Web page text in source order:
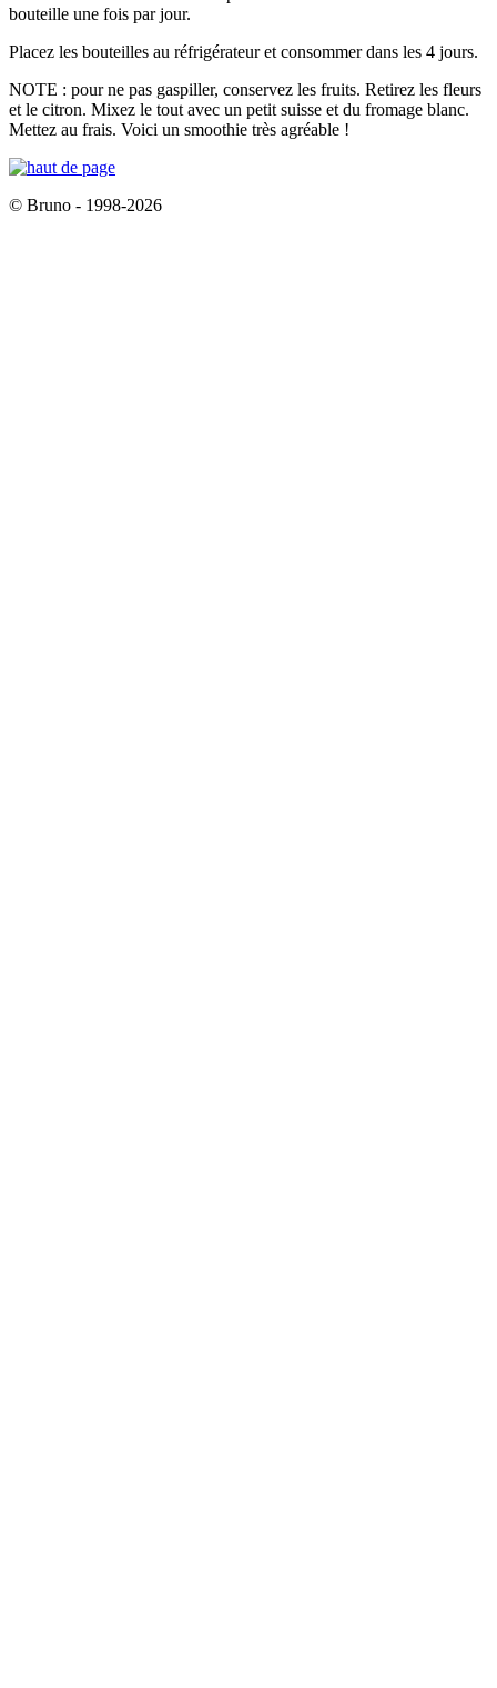
bouteille une fois par jour.
Placez les bouteilles au réfrigérateur et consommer dans les 4 jours.
NOTE : pour ne pas gaspiller, conservez les fruits. Retirez les fleurs
et le citron. Mixez le tout avec un petit suisse et du fromage blanc.
Mettez au frais. Voici un smoothie très agréable !
© Bruno - 1998-2026